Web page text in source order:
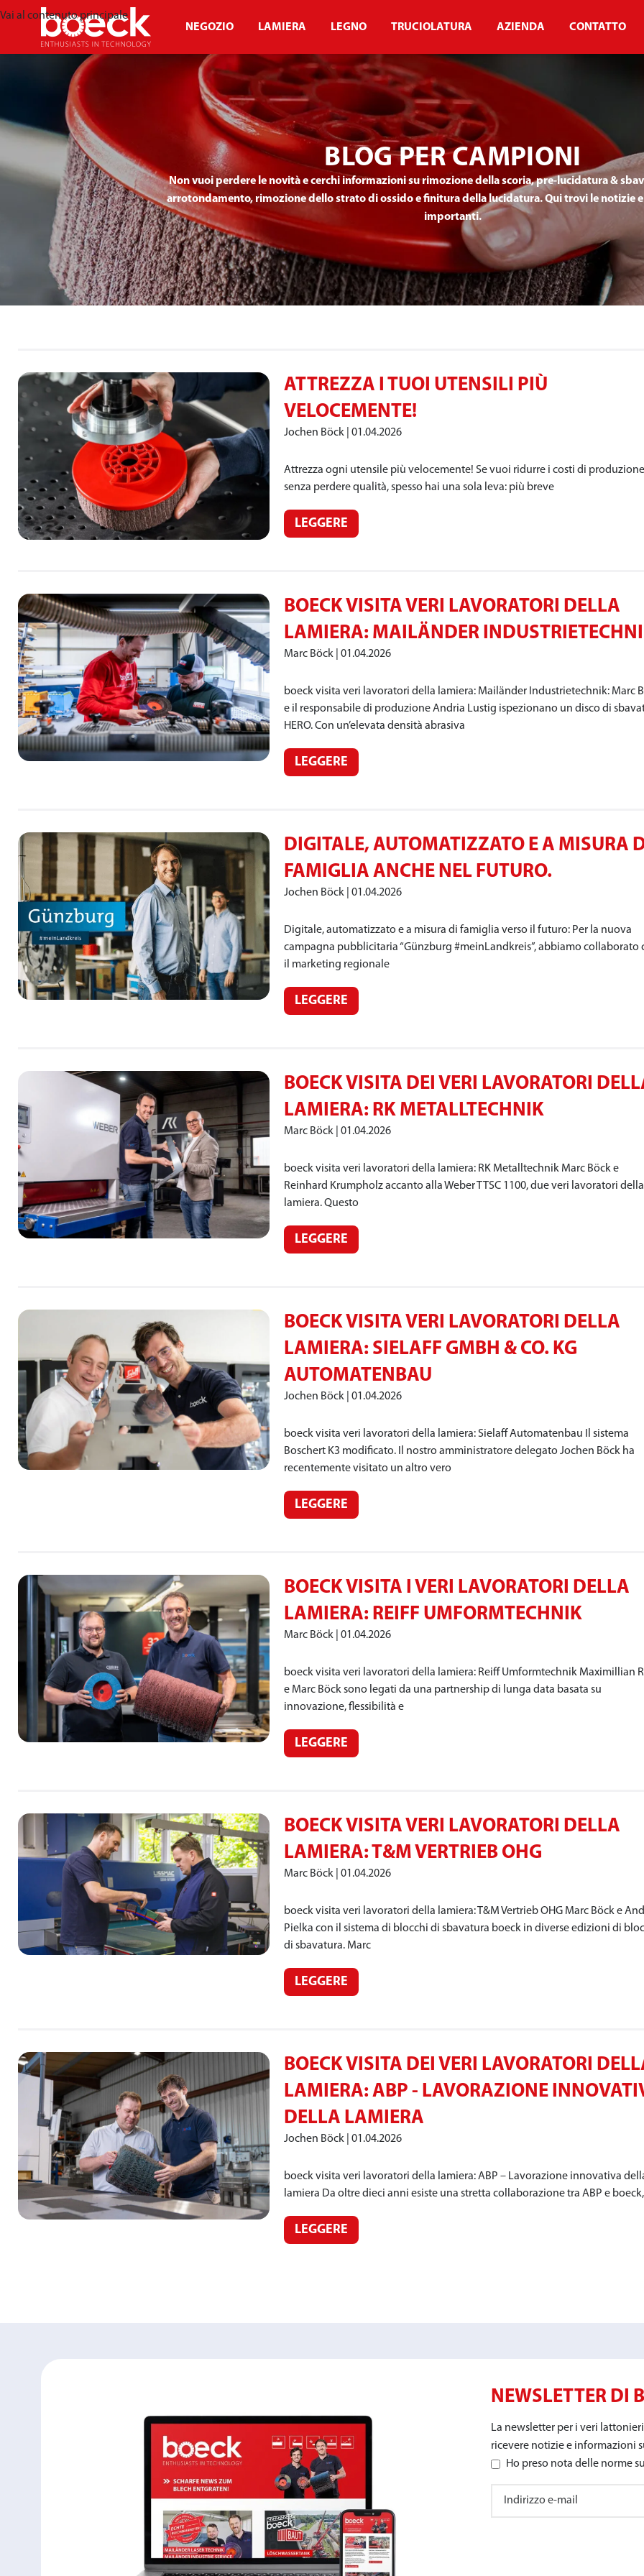
Vai al contenuto principale
NEGOZIO
LAMIERA LEGNO TRUCIOLATURA AZIENDA CONTATTO
BLOG PER CAMPIONI
Non vuoi perdere le novità e cerchi informazioni su rimozione della scoria, pre-lucidatura &
arrotondamento, rimozione dello strato di ossido e finitura della lucidatura. Qui trovi le notizie
importanti.
ATTREZZA I TUOI UTENSILI PIÙ
VELOCEMENTE!
Jochen Böck 01.04.2026
Attrezza ogni utensile più velocemente! Se vuoi ridurre i costi di produzione
senza perdere qualità, spesso hai una sola leva: più breve
LEGGERE
BOECK VISITA VERI LAVORATORI DELLA
LAMIERA: MAILÄNDER
Marc Böck 01.04.2026
boeck visita veri lavoratori della lamiera: Mailänder Industrietechnik: Marc
e il responsabile di produzione Andria Lustig ispezionano un disco di
HERO. Con un’elevata densità abrasiva
LEGGERE
DIGITALE, AUTOMATIZZATO E A MISURA
FAMIGLIA ANCHE NEL FUTURO.
Jochen Böck 01.04.2026
Digitale, automatizzato e a misura di famiglia verso il futuro: Per la nuova
campagna pubblicitaria “Günzburg #meinLandkreis”, abbiamo collaborato
il marketing regionale
LEGGERE
BOECK VISITA DEI VERI LAVORATORI
LAMIERA: RK METALLTECHNIK
Marc Böck 01.04.2026
boeck visita veri lavoratori della lamiera: RK Metalltechnik Marc Böck e
Reinhard Krumpholz accanto alla Weber TTSC 1100, due veri lavoratori della
lamiera. Questo
LEGGERE
BOECK VISITA VERI LAVORATORI DELLA
LAMIERA: SIELAFF GMBH & CO. KG
AUTOMATENBAU
Jochen Böck 01.04.2026
boeck visita veri lavoratori della lamiera: Sielaff Automatenbau Il sistema
Boschert K3 modificato. Il nostro amministratore delegato Jochen Böck ha
recentemente visitato un altro vero
LEGGERE
BOECK VISITA I VERI LAVORATORI DELLA
LAMIERA: REIFF UMFORMTECHNIK
Marc Böck 01.04.2026
boeck visita veri lavoratori della lamiera: Reiff Umformtechnik Maximillian
e Marc Böck sono legati da una partnership di lunga data basata su
innovazione, flessibilità e
LEGGERE
BOECK VISITA VERI LAVORATORI DELLA
LAMIERA: T&M VERTRIEB OHG
Marc Böck 01.04.2026
boeck visita veri lavoratori della lamiera: T&M Vertrieb OHG Marc Böck e
Pielka con il sistema di blocchi di sbavatura boeck in diverse edizioni di
di sbavatura. Marc
LEGGERE
BOECK VISITA DEI VERI LAVORATORI
LAMIERA: ABP - LAVORAZIONE
DELLA LAMIERA
Jochen Böck 01.04.2026
boeck visita veri lavoratori della lamiera: ABP – Lavorazione innovativa
lamiera Da oltre dieci anni esiste una stretta collaborazione tra ABP e boeck,
LEGGERE
NEWSLETTER DI
La newsletter per i veri
ricevere notizie e informazioni
Ho preso nota delle norme